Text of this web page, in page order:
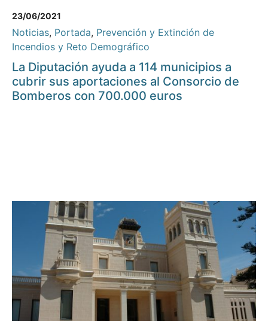
23/06/2021
Noticias, Portada, Prevención y Extinción de
Incendios y Reto Demográfico
La Diputación ayuda a 114 municipios a
cubrir sus aportaciones al Consorcio de
Bomberos con 700.000 euros